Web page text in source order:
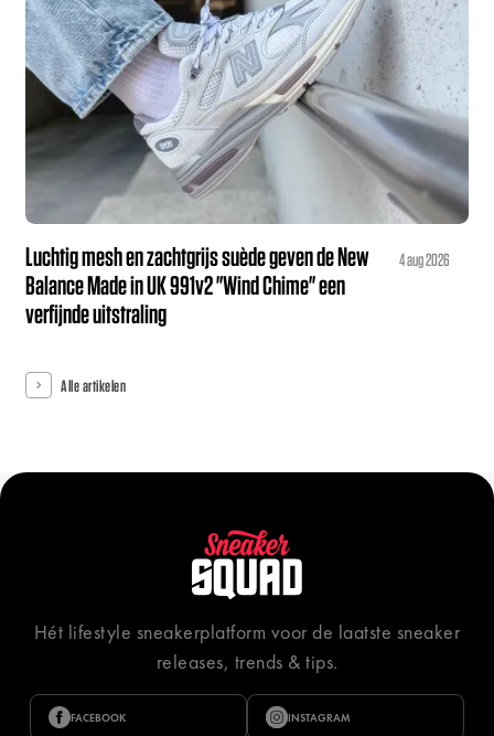
Luchtig mesh en zachtgrijs suède geven de New
Balance Made in UK 991v2 "Wind Chime" een
verfijnde uitstraling
4 aug 2026
Alle artikelen
Hét lifestyle sneakerplatform voor de laatste sneaker
releases, trends & tips.
FACEBOOK INSTAGRAM